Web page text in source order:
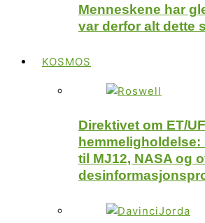
Menneskene har
var derfor alt dette
KOSMOS
Direktivet om ET/
hemmeligholdelse:
til MJ12, NASA og